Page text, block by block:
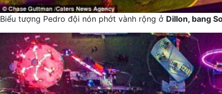
Biểu tượng Pedro đội nón phớt vành rộng ở Dillon, bang